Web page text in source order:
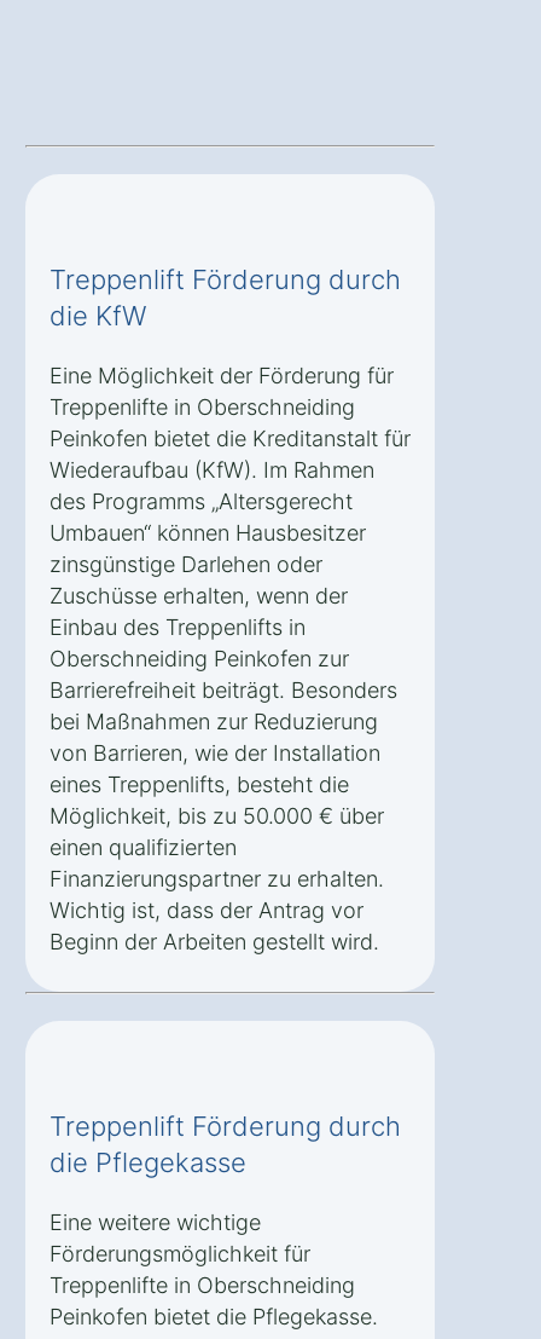
Treppenlift Förderung durch
die KfW
Eine Möglichkeit der Förderung für
Treppenlifte in Oberschneiding
Peinkofen bietet die Kreditanstalt für
Wiederaufbau (KfW). Im Rahmen
des Programms „Altersgerecht
Umbauen“ können Hausbesitzer
zinsgünstige Darlehen oder
Zuschüsse erhalten, wenn der
Einbau des Treppenlifts in
Oberschneiding Peinkofen zur
Barrierefreiheit beiträgt. Besonders
bei Maßnahmen zur Reduzierung
von Barrieren, wie der Installation
eines Treppenlifts, besteht die
Möglichkeit, bis zu 50.000 € über
einen qualifizierten
Finanzierungspartner zu erhalten.
Wichtig ist, dass der Antrag vor
Beginn der Arbeiten gestellt wird.
Treppenlift Förderung durch
die Pflegekasse
Eine weitere wichtige
Förderungsmöglichkeit für
Treppenlifte in Oberschneiding
Peinkofen bietet die Pflegekasse.